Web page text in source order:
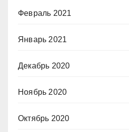
Февраль 2021
Январь 2021
Декабрь 2020
Ноябрь 2020
Октябрь 2020